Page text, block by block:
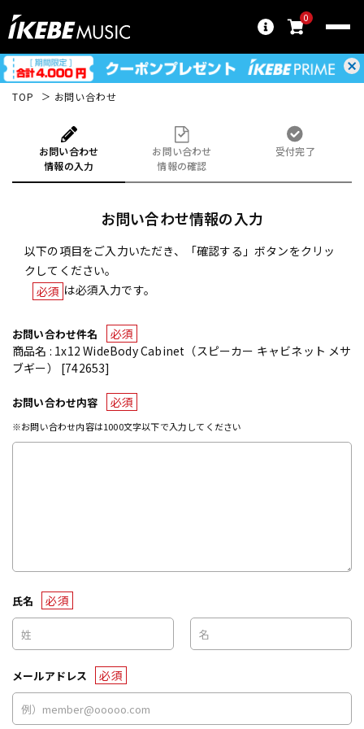
0
TOP お問い合わせ
お問い合わせ
情報の入力
お問い合わせ
情報の確認
受付完了
お問い合わせ情報の入力
以下の項目をご入力いただき、「確認する」ボタンをクリッ
クしてください。
必須 は必須入力です。
お問い合わせ件名
必須
商品名 : 1x12 WideBody Cabinet（スピーカー キャビネット メサ
ブギー） [742653]
お問い合わせ内容 必須
※お問い合わせ内容は1000文字以下で入力してください
氏名 必須
メールアドレス 必須